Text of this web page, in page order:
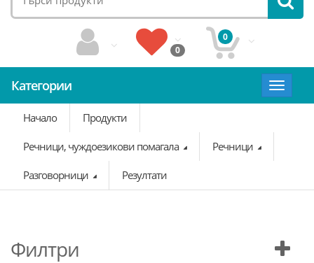
0
0
Категории
Toggle
Начало
Продукти
Речници, чуждоезикови помагала Речници
Разговорници Резултати
Филтри